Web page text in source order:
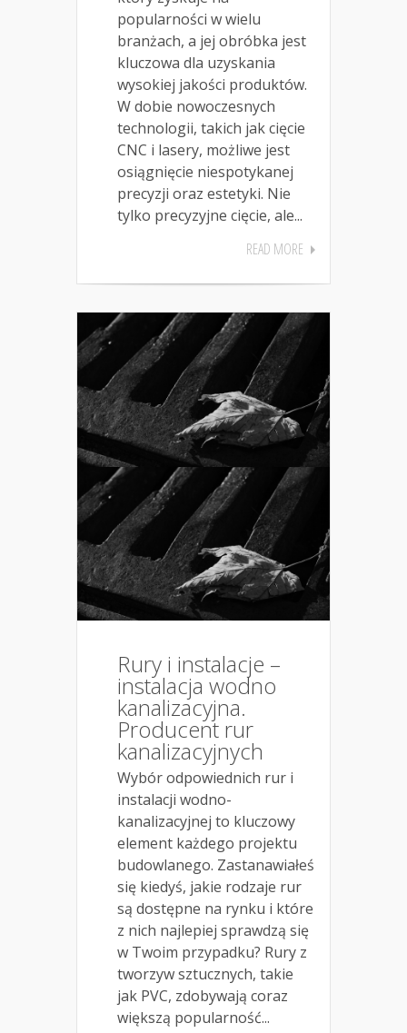
popularności w wielu
branżach, a jej obróbka jest
kluczowa dla uzyskania
wysokiej jakości produktów.
W dobie nowoczesnych
technologii, takich jak cięcie
CNC i lasery, możliwe jest
osiągnięcie niespotykanej
precyzji oraz estetyki. Nie
tylko precyzyjne cięcie, ale...
READ MORE
Rury i instalacje –
instalacja wodno
kanalizacyjna.
Producent rur
kanalizacyjnych
Wybór odpowiednich rur i
instalacji wodno-
kanalizacyjnej to kluczowy
element każdego projektu
budowlanego. Zastanawiałeś
się kiedyś, jakie rodzaje rur
są dostępne na rynku i które
z nich najlepiej sprawdzą się
w Twoim przypadku? Rury z
tworzyw sztucznych, takie
jak PVC, zdobywają coraz
większą popularność...